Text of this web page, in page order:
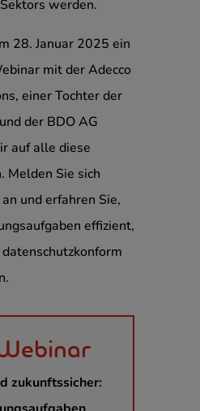
werden.
28. Januar 2025 ein
mit der Adecco
einer Tochter der
der BDO AG
auf alle diese
Melden Sie sich
und erfahren Sie,
effizient,
zukunftssicher: